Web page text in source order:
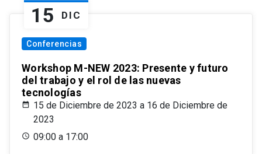
15 DIC
Conferencias
Workshop M-NEW 2023: Presente y futuro
del trabajo y el rol de las nuevas
tecnologías
15 de Diciembre de 2023 a 16 de Diciembre de
2023
09:00 a 17:00